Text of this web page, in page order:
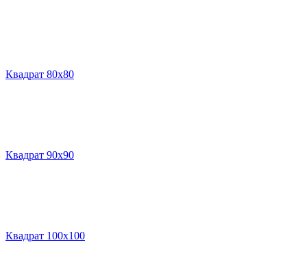
Квадрат 80х80
Квадрат 90х90
Квадрат 100х100